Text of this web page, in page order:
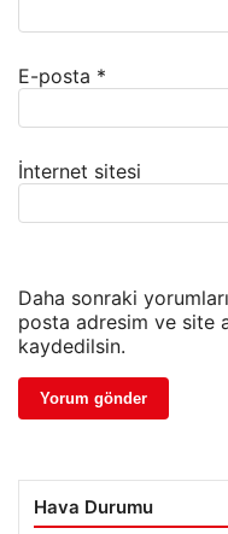
E-posta *
İnternet sitesi
Daha sonraki
posta adresim ve site
kaydedilsin.
Hava Durumu